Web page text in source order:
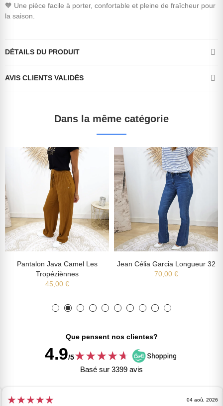
🧡 Une pièce facile à porter, confortable et pleine de fraîcheur pour
la saison.
DÉTAILS DU PRODUIT
AVIS CLIENTS VALIDÉS
Dans la même catégorie
Pantalon Java Camel Les
Tropéziènnes
45,00 €
Jean Célia Garcia Longueur 32
70,00 €
Que pensent nos clientes?
4.9/5★★★★★
★
Basé sur 3399 avis
★★★★★ 04 aoû, 2026